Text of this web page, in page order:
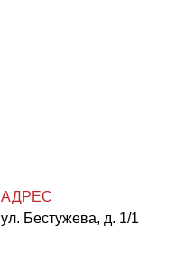
АДРЕС
ул. Бестужева, д. 1/1